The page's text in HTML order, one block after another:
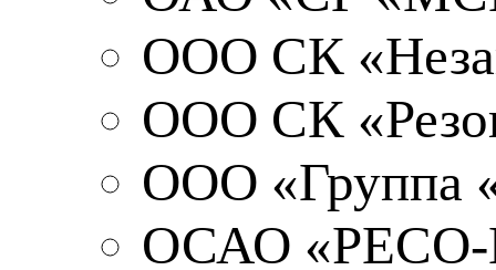
ООО СК
ООО СК
ООО «Группа
ОСАО «РЕСО-